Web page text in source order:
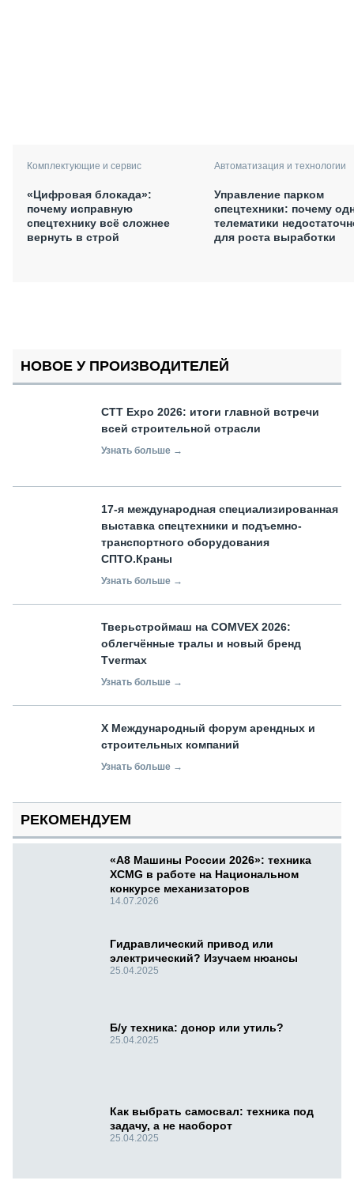
Комплектующие и сервис
«Цифровая блокада»:
почему исправную
спецтехнику всё сложнее
вернуть в строй
Автоматизация и технологии
Управление парком
спецтехники: почему
телематики
для роста выработки
НОВОЕ У ПРОИЗВОДИТЕЛЕЙ
СТТ Expo 2026: итоги главной встречи
всей строительной отрасли
Узнать больше →
17-я международная специализированная
выставка спецтехники и подъемно-
транспортного оборудования
СПТО.Краны
Узнать больше →
Тверьстроймаш на COMVEX 2026:
облегчённые тралы и новый бренд
Tvermax
Узнать больше →
X Международный форум арендных и
строительных компаний
Узнать больше →
РЕКОМЕНДУЕМ
«А8 Машины России 2026»: техника
XCMG в работе на Национальном
конкурсе механизаторов
14.07.2026
Гидравлический привод или
электрический? Изучаем нюансы
25.04.2025
Б/у техника: донор или утиль?
25.04.2025
Как выбрать самосвал: техника под
задачу, а не наоборот
25.04.2025